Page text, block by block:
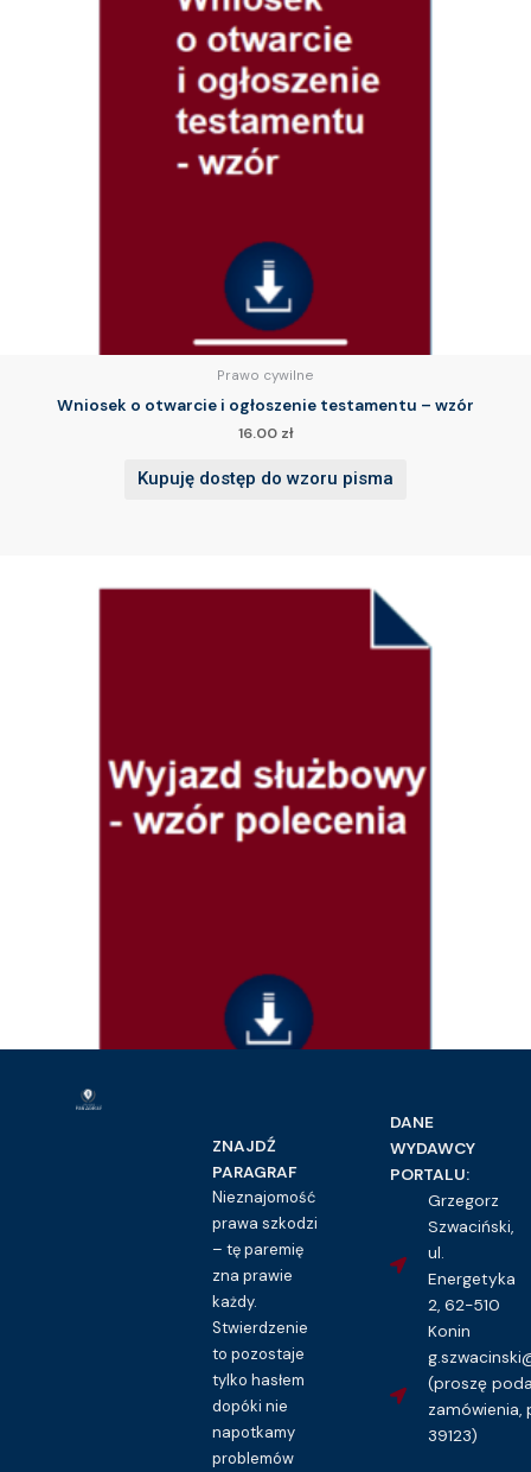
Prawo cywilne
Wniosek o otwarcie i ogłoszenie testamentu – wzór
16.00 zł
Kupuję dostęp do wzoru pisma
Wyjazd służbowy – wzór polecenia
16.00zł
Kupuję dostęp do wzoru pisma
ZNAJDŹ
PARAGRAF
Nieznajomość
prawa szkodzi
– tę paremię
zna prawie
każdy.
Stwierdzenie
to pozostaje
tylko hasłem
dopóki nie
napotkamy
problemów
DANE
WYDAWCY
PORTALU:
Grzegorz
Szwaciński,
ul.
Energetyka
2, 62-510
Konin
(proszę
zamówienia,
39123)